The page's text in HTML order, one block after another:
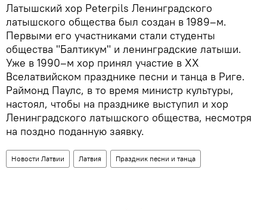
Латышский хор Peterpils Ленинградского
латышского общества был создан в 1989–м.
Первыми его участниками стали студенты
общества "Балтикум" и ленинградские латыши.
Уже в 1990–м хор принял участие в ХХ
Вселатвийском празднике песни и танца в Риге.
Раймонд Паулс, в то время министр культуры,
настоял, чтобы на празднике выступил и хор
Ленинградского латышского общества, несмотря
на поздно поданную заявку.
Новости Латвии Латвия Праздник песни и танца